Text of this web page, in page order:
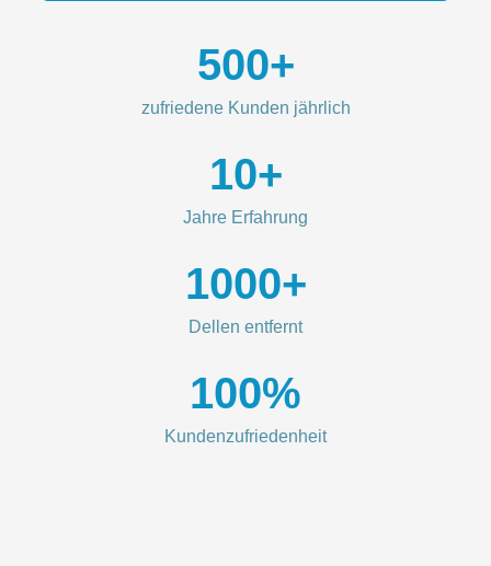
zufriedene Kunden jährlich
500+
Jahre Erfahrung
10+
Dellen entfernt
1000+
Kundenzufriedenheit
100%